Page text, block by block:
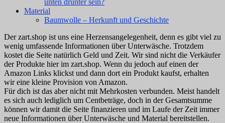
Material
Baumwolle – Herkunft und Geschichte
Der zart.shop ist uns eine Herzensangelegenheit, denn es gibt viel zu
wenig umfassende Informationen über Unterwäsche. Trotzdem
kostet die Seite natürlich Geld und Zeit. Wir sind nicht die Verkäufer
der Produkte hier im zart.shop. Wenn du jedoch auf einen der
Amazon Links klickst und dann dort ein Produkt kaufst, erhalten
wir eine kleine Provision von Amazon.
Für dich ist das aber nicht mit Mehrkosten verbunden. Meist handelt
es sich auch lediglich um Centbeträge, doch in der Gesamtsumme
können wir damit die Seite finanzieren und im Laufe der Zeit immer
neue Informationen über Unterwäsche und Material bereitstellen.